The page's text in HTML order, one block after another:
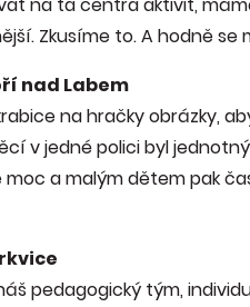
na ta centra aktivit,
Zkusíme to. A hodně se
nad Labem
na hračky obrázky,
v jedné polici byl
a malým dětem pak
pedagogický tým,